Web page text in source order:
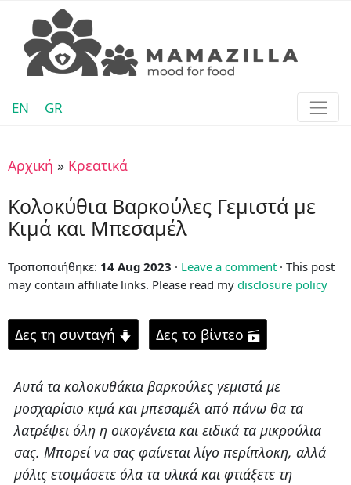
EN GR
Αρχική » Κρεατικά
Κολοκύθια Βαρκούλες Γεμιστά με
Κιμά και Μπεσαμέλ
Τροποποιήθηκε: 14 Aug 2023 · Leave a comment · This post
may contain affiliate links. Please read my disclosure policy
Δες τη συνταγή Δες το βίντεο
Αυτά τα κολοκυθάκια βαρκούλες γεμιστά με
μοσχαρίσιο κιμά και μπεσαμέλ από πάνω θα τα
λατρέψει όλη η οικογένεια και ειδικά τα μικρούλια
σας. Μπορεί να σας φαίνεται λίγο περίπλοκη, αλλά
μόλις ετοιμάσετε όλα τα υλικά και φτιάξετε τη